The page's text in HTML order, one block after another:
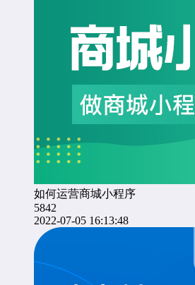
如何运营商城小程序
5842
2022-07-05 16:13:48